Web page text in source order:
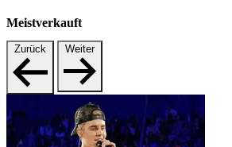
Meistverkauft
Zurück Weiter